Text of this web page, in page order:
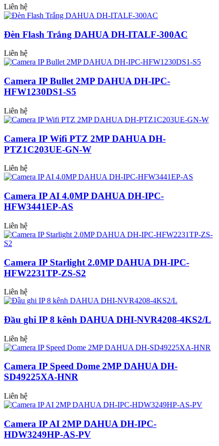
Liên hệ
Đèn Flash Trắng DAHUA DH-ITALF-300AC
Liên hệ
Camera IP Bullet 2MP DAHUA DH-IPC-
HFW1230DS1-S5
Liên hệ
Camera IP Wifi PTZ 2MP DAHUA DH-
PTZ1C203UE-GN-W
Liên hệ
Camera IP AI 4.0MP DAHUA DH-IPC-
HFW3441EP-AS
Liên hệ
Camera IP Starlight 2.0MP DAHUA DH-IPC-
HFW2231TP-ZS-S2
Liên hệ
Đầu ghi IP 8 kênh DAHUA DHI-NVR4208-4KS2/L
Liên hệ
Camera IP Speed Dome 2MP DAHUA DH-
SD49225XA-HNR
Liên hệ
Camera IP AI 2MP DAHUA DH-IPC-
HDW3249HP-AS-PV